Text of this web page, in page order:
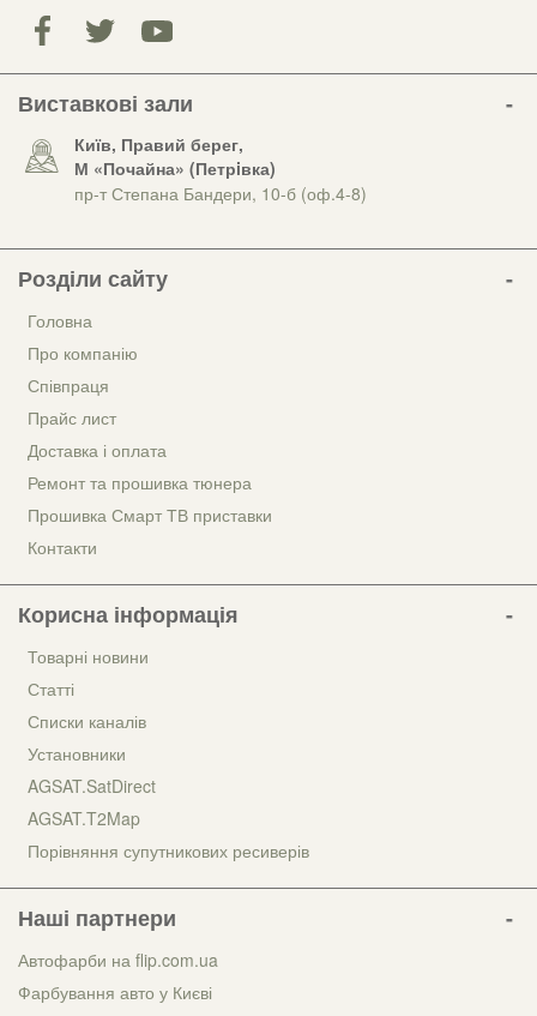
Виставкові зали
Київ, Правий берег,
М «Почайна» (Петрiвка)
пр-т Степана Бандери, 10-б (оф.4-8)
Розділи сайту
Головна
Про компанію
Співпраця
Прайс лист
Доставка і оплата
Ремонт та прошивка тюнера
Прошивка Смарт ТВ приставки
Контакти
Корисна інформація
Товарні новини
Статті
Списки каналів
Установники
AGSAT.SatDirect
AGSAT.T2Map
Порівняння супутникових ресиверів
Наші партнери
Автофарби на flip.com.ua
Фарбування авто у Києві